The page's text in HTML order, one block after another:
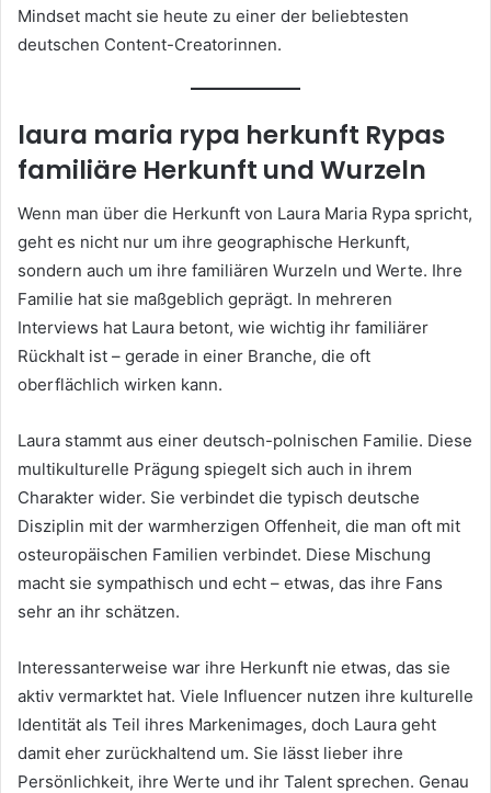
Mindset macht sie heute zu einer der beliebtesten
deutschen Content-Creatorinnen.
laura maria rypa herkunft Rypas
familiäre Herkunft und Wurzeln
Wenn man über die Herkunft von Laura Maria Rypa spricht,
geht es nicht nur um ihre geographische Herkunft,
sondern auch um ihre familiären Wurzeln und Werte. Ihre
Familie hat sie maßgeblich geprägt. In mehreren
Interviews hat Laura betont, wie wichtig ihr familiärer
Rückhalt ist – gerade in einer Branche, die oft
oberflächlich wirken kann.
Laura stammt aus einer deutsch-polnischen Familie. Diese
multikulturelle Prägung spiegelt sich auch in ihrem
Charakter wider. Sie verbindet die typisch deutsche
Disziplin mit der warmherzigen Offenheit, die man oft mit
osteuropäischen Familien verbindet. Diese Mischung
macht sie sympathisch und echt – etwas, das ihre Fans
sehr an ihr schätzen.
Interessanterweise war ihre Herkunft nie etwas, das sie
aktiv vermarktet hat. Viele Influencer nutzen ihre kulturelle
Identität als Teil ihres Markenimages, doch Laura geht
damit eher zurückhaltend um. Sie lässt lieber ihre
Persönlichkeit, ihre Werte und ihr Talent sprechen. Genau